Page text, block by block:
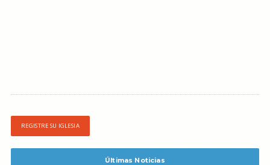
REGISTRE SU IGLESIA
Últimas Noticias